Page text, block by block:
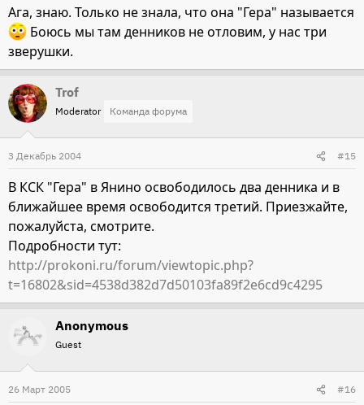
Ага, знаю. Только не знала, что она "Гера" называется
Боюсь мы там денников не отловим, у нас три
зверушки.
Trof
Moderator Команда форума
3 Декабрь 2004 #15
В КСК "Гера" в Янино освободилось два денника и в
ближайшее время освободится третий. Приезжайте,
пожалуйста, смотрите.
Подробности тут:
http://prokoni.ru/forum/viewtopic.php?
t=16802&sid=4538d382d7d50103fa89f2e6cd9c4295
Anonymous
Guest
26 Март 2005 #16